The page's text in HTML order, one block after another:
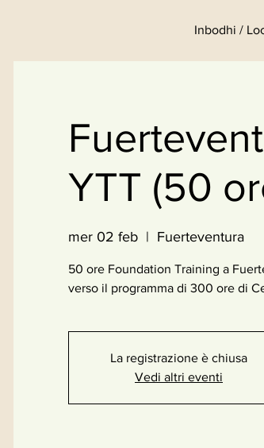
YTT (50
mer 02 feb
  |
Fuerteventura
50 ore Foundation Training a
verso il programma di 300 ore di
La registrazione è chiusa
Vedi altri eventi
Inbodhi /